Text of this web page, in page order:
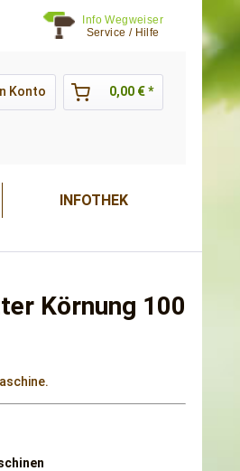
Info Wegweiser
Service / Hilfe
Konto 0,00 € *
INFOTHEK
Körnung 100